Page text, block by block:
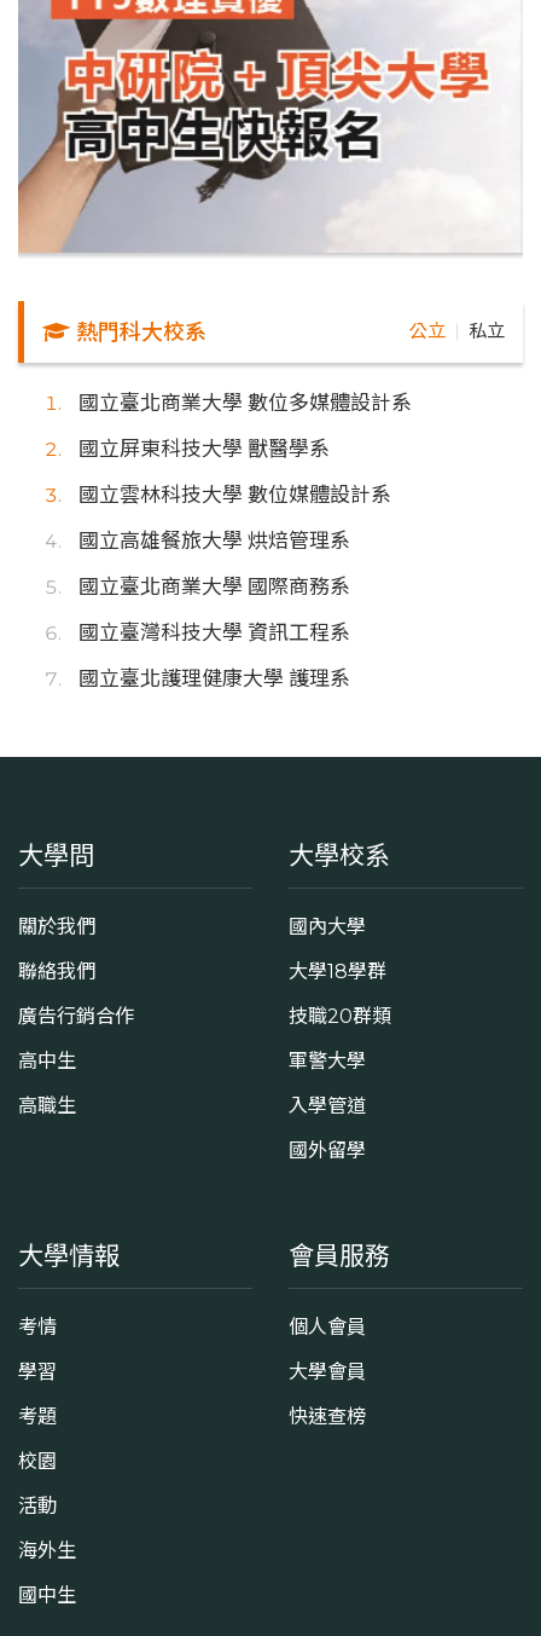
熱門科大校系 公立 私立
國立臺北商業大學 數位多媒體設計系
國立屏東科技大學 獸醫學系
國立雲林科技大學 數位媒體設計系
國立高雄餐旅大學 烘焙管理系
國立臺北商業大學 國際商務系
國立臺灣科技大學 資訊工程系
國立臺北護理健康大學 護理系
大學問
關於我們
聯絡我們
廣告行銷合作
高中生
高職生
大學校系
國內大學
大學18學群
技職20群類
軍警大學
入學管道
國外留學
大學情報
考情
學習
考題
校園
活動
海外生
國中生
會員服務
個人會員
大學會員
快速查榜